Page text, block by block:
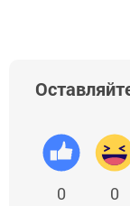
0 0